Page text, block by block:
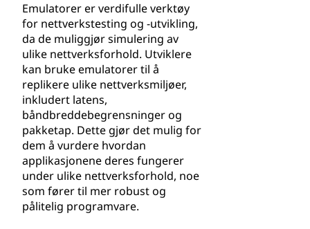
Emulatorer er verdifulle verktøy
for nettverkstesting og -utvikling,
da de muliggjør simulering av
ulike nettverksforhold. Utviklere
kan bruke emulatorer til å
replikere ulike nettverksmiljøer,
inkludert latens,
båndbreddebegrensninger og
pakketap. Dette gjør det mulig for
dem å vurdere hvordan
applikasjonene deres fungerer
under ulike nettverksforhold, noe
som fører til mer robust og
pålitelig programvare.